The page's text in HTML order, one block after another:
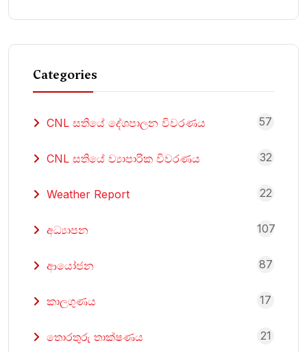
Categories
CNL සතියේ දේශපාලන විවරණය 57
CNL සතියේ ව්‍යාපාරික විවරණය 32
Weather Report 22
අධ්‍යාපන 107
ආයෝජන 87
කාලගුණය 17
තොරතුරු තාක්ෂණය 21